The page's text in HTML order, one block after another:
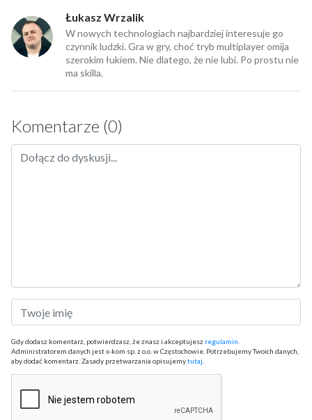
Łukasz Wrzalik
W nowych technologiach najbardziej interesuje go
czynnik ludzki. Gra w gry, choć tryb multiplayer omija
szerokim łukiem. Nie dlatego, że nie lubi. Po prostu nie
ma skilla.
Komentarze (0)
Gdy dodasz komentarz, potwierdzasz, że znasz i akceptujesz regulamin
Administratorem danych jest x-kom sp. z o.o. w Częstochowie. Potrzebujemy Twoich danych,
aby dodać komentarz. Zasady przetwarzania opisujemytutaj